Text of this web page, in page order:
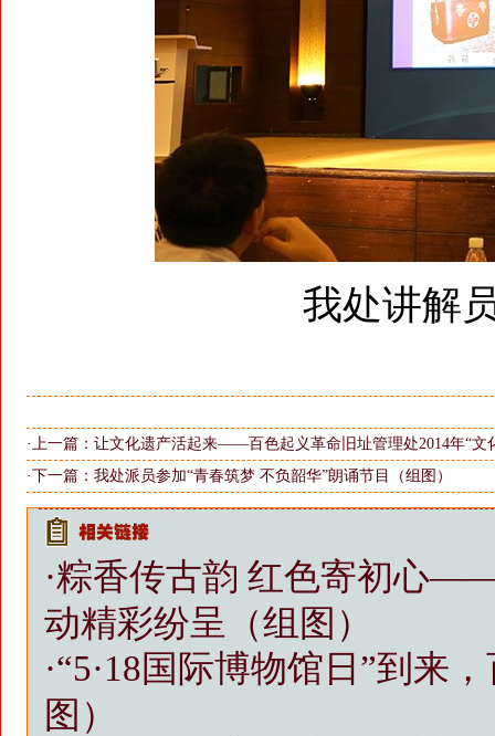
我处讲解
·上一篇： 让文化遗产活起来——百色起义革命旧址管理处2014年“文
·下一篇： 我处派员参加“青春筑梦 不负韶华”朗诵节目（组图）
·粽香传古韵 红色寄初心
动精彩纷呈（组图）
·“5·18国际博物馆日”到来
图）